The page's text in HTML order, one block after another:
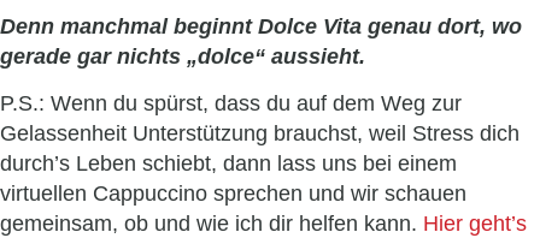
Denn manchmal beginnt Dolce Vita genau dort, wo
gerade gar nichts „dolce“ aussieht.
P.S.: Wenn du spürst, dass du auf dem Weg zur
Gelassenheit Unterstützung brauchst, weil Stress dich
durch’s Leben schiebt, dann lass uns bei einem
virtuellen Cappuccino sprechen und wir schauen
gemeinsam, ob und wie ich dir helfen kann. Hier geht’s